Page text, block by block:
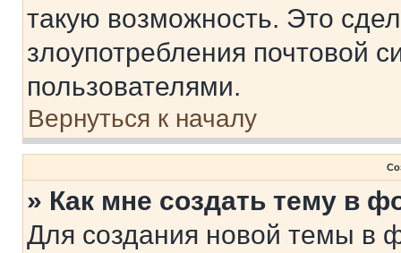
такую возможность. Это
злоупотребления почтовой
пользователями.
Вернуться к началу
» Как мне создать тему в
Для создания новой темы в